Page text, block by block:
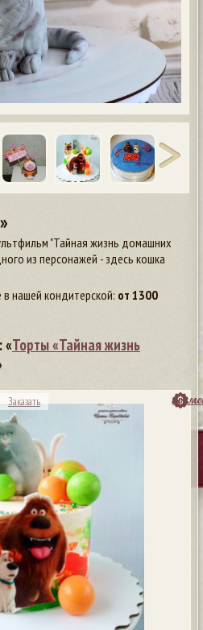
"Тайная жизнь домашних
из персонажей - здесь кошка
нашей кондитерской: от 1300
«Торты «Тайная жизнь
Заказать